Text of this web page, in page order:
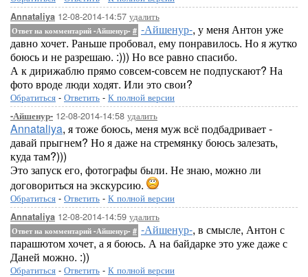
Annataliya 12-08-2014-14:57 удалить
Ответ на комментарий -Айшенур- # -Айшенур-, у меня Антон уже
давно хочет. Раньше пробовал, ему понравилось. Но я жутко
боюсь и не разрешаю. :))) Но все равно спасибо.
А к дирижаблю прямо совсем-совсем не подпускают? На
фото вроде люди ходят. Или это свои?
Обратиться - Ответить - К полной версии
-Айшенур- 12-08-2014-14:58 удалить
Annataliya, я тоже боюсь, меня муж всё подбадривает -
давай прыгнем? Но я даже на стремянку боюсь залезать,
куда там?)))
Это запуск его, фотографы были. Не знаю, можно ли
договориться на экскурсию.
Обратиться - Ответить - К полной версии
Annataliya 12-08-2014-14:59 удалить
Ответ на комментарий -Айшенур- # -Айшенур-, в смысле, Антон с
парашютом хочет, а я боюсь. А на байдарке это уже даже с
Даней можно. :))
Обратиться - Ответить - К полной версии